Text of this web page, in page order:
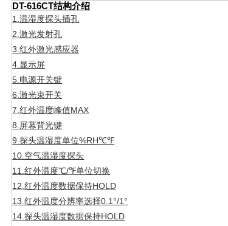
DT-616CT结构介绍
1.温湿度探头插孔
2.激光发射孔
3.红外激光感应器
4. 显示屏
5. 电源开关键
6.激光束开关
7.红外温度峰值MAX
8. 屏幕背光键
9.探头温湿度单位%RH℃℉
10. 空气温湿度探头
11.红外温度℃/℉单位切换
12.红外温度数据保持HOLD
13.红外温度分辨率选择0.1°/1°
14.探头温湿度数据保持HOLD